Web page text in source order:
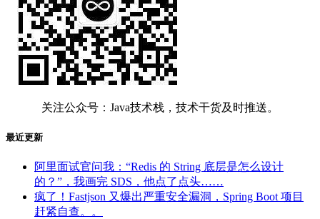
关注公众号：Java技术栈，技术干货及时推送。
最近更新
阿里面试官问我：“Redis 的 String 底层是怎么设计
的？”，我画完 SDS，他点了点头……
疯了！Fastjson 又爆出严重安全漏洞，Spring Boot 项目
赶紧自查。。